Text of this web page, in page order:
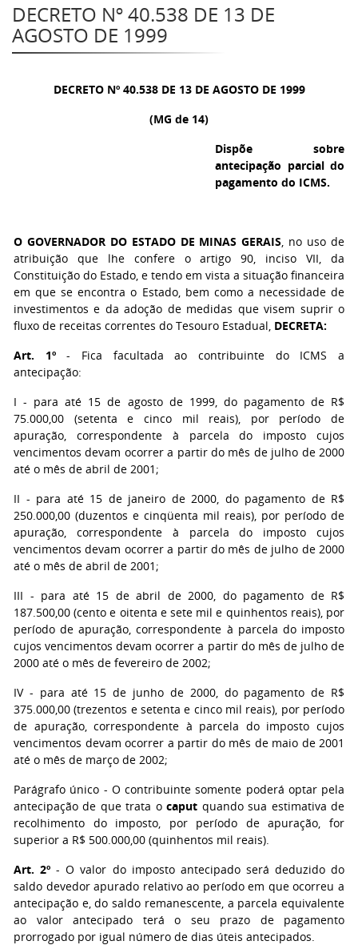
DECRETO Nº 40.538 DE 13 DE
AGOSTO DE 1999
DECRETO Nº 40.538 DE 13 DE AGOSTO DE 1999
(MG de 14)
Dispõe sobre
antecipação parcial do
pagamento do ICMS.
O GOVERNADOR DO ESTADO DE MINAS GERAIS, no uso de
atribuição que lhe confere o artigo 90, inciso VII, da
Constituição do Estado, e tendo em vista a situação financeira
em que se encontra o Estado, bem como a necessidade de
investimentos e da adoção de medidas que visem suprir o
fluxo de receitas correntes do Tesouro Estadual, DECRETA:
Art. 1º- Fica facultada ao contribuinte do ICMS a
antecipação:
I - para até 15 de agosto de 1999, do pagamento de R$
75.000,00 (setenta e cinco mil reais), por período de
apuração, correspondente à parcela do imposto cujos
vencimentos devam ocorrer a partir do mês de julho de 2000
até o mês de abril de 2001;
II - para até 15 de janeiro de 2000, do pagamento de R$
250.000,00 (duzentos e cinqüenta mil reais), por período de
apuração, correspondente à parcela do imposto cujos
vencimentos devam ocorrer a partir do mês de julho de 2000
até o mês de abril de 2001;
III - para até 15 de abril de 2000, do pagamento de R$
187.500,00 (cento e oitenta e sete mil e quinhentos reais), por
período de apuração, correspondente à parcela do imposto
cujos vencimentos devam ocorrer a partir do mês de julho de
2000 até o mês de fevereiro de 2002;
IV - para até 15 de junho de 2000, do pagamento de R$
375.000,00 (trezentos e setenta e cinco mil reais), por período
de apuração, correspondente à parcela do imposto cujos
vencimentos devam ocorrer a partir do mês de maio de 2001
até o mês de março de 2002;
Parágrafo único - O contribuinte somente poderá optar pela
antecipação de que trata ocaput quando sua estimativa de
recolhimento do imposto, por período de apuração, for
superior a R$ 500.000,00 (quinhentos mil reais).
Art. 2º - O valor do imposto antecipado será deduzido do
saldo devedor apurado relativo ao período em que ocorreu a
antecipação e, do saldo remanescente, a parcela equivalente
ao valor antecipado terá o seu prazo de pagamento
prorrogado por igual número de dias úteis antecipados.